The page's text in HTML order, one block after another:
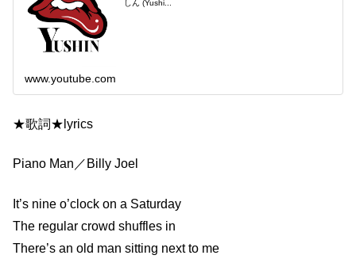
しん (Yushi...
www.youtube.com
★歌詞★lyrics
Piano Man／Billy Joel
It’s nine o’clock on a Saturday
The regular crowd shuffles in
There’s an old man sitting next to me